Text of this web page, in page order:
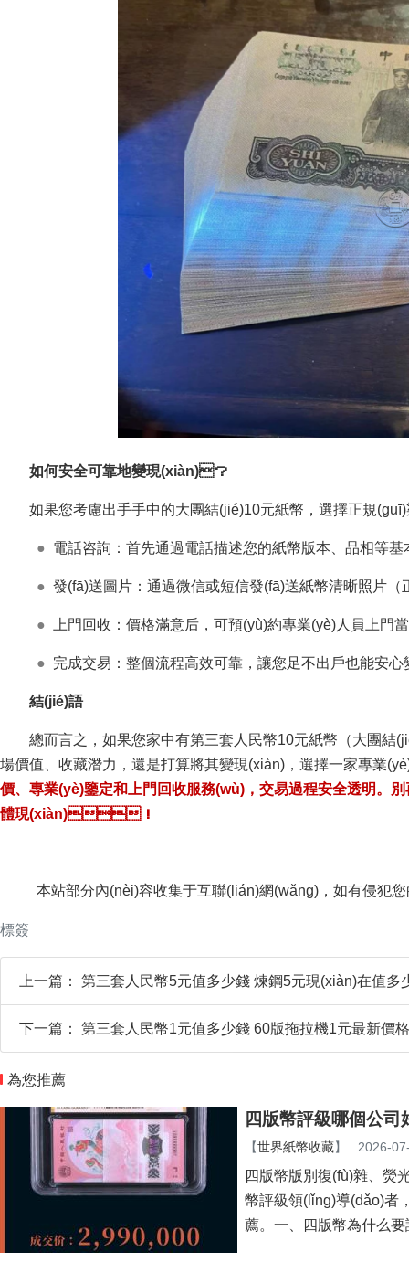
如何安全可靠地變現(xiàn)？
如果您考慮出手手中的大團結(jié)10元紙幣，選擇正規
● 電話咨詢：首先通過電話描述您的紙幣版本、品相等基
● 發(fā)送圖片：通過微信或短信發(fā)送紙幣清晰照片（正
● 上門回收：價格滿意后，可預(yù)約專業(yè)人員上門當面
● 完成交易：整個流程高效可靠，讓您足不出戶也能
結(jié)語
總而言之，如果您家中有第三套人民幣10元紙幣（大團
場價值、收藏潛力，還是打算將其變現(xiàn)，選擇一家專業
價、專業(yè)鑒定和上門回收服務(wù)，交易過程安全透明
體現(xiàn)！
本站部分內(nèi)容收集于互聯(lián)網(wǎng)，如有侵犯
標簽
上一篇： 第三套人民幣5元值多少錢 煉鋼5元現(xiàn)在值多
下一篇： 第三套人民幣1元值多少錢 60版拖拉機1元最新價格
為您推薦
四版幣評級哪個公司
【世界紙幣收藏】 2026-
四版幣版別復(fù)雜、
幣評級領(lǐng)導(dǎo)者
薦。一、四版幣為什么